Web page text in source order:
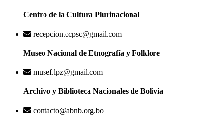
Centro de la Cultura Plurinacional
recepcion.ccpsc@gmail.com
Museo Nacional de Etnografía y Folklore
musef.lpz@gmail.com
Archivo y Biblioteca Nacionales de Bolivia
contacto@abnb.org.bo